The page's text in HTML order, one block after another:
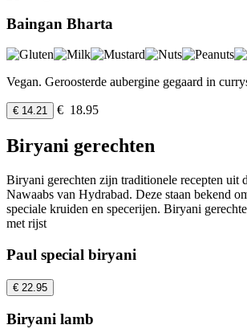
Baingan Bharta
Vegan. Geroosterde aubergine gegaard in
€ 14.21 € 18.95
Biryani gerechten
Biryani gerechten zijn traditionele recepten uit
Nawaabs van Hydrabad. Deze staan bekend
speciale kruiden en specerijen. Biryani
met rijst
Paul special biryani
€ 22.95
Biryani lamb